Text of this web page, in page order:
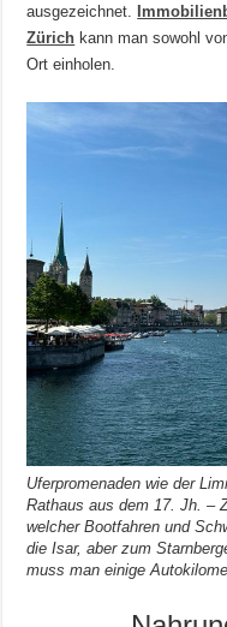
ausgezeichnet.
Zürich kann man sowohl
Ort einholen.
Uferpromenaden wie der
Rathaus aus dem 17. Jh. –
welcher Bootfahren und
die Isar, aber zum
muss man einige